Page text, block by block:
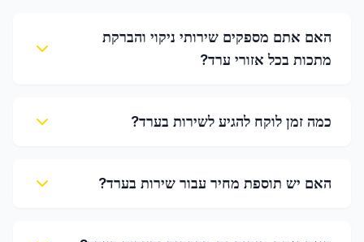
האם אתם מספקים שירותי ניקוי והברקת
מתכות בכל אזורי ערד?
כמה זמן לוקח להגיע לשירות בערד?
האם יש תוספת מחיר עבור שירות בערד?